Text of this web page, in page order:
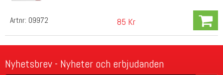
Artnr: 09972 85 Kr
Nyhetsbrev - Nyheter och erbjudanden